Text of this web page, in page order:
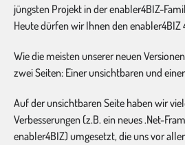
jüngsten Projekt in der enabler4BIZ-
Heute dürfen wir Ihnen den enabler4BIZ
Wie die meisten unserer neuen
zwei Seiten: Einer unsichtbaren und
Auf der unsichtbaren Seite haben wir
Verbesserungen (z.B. ein neues .Net-
enabler4BIZ) umgesetzt, die uns vor